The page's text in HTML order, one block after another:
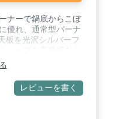
ナーで鍋底からこぼ
優れ、通常型バーナ
板を光沢シルバーフ
沢シルバーフッ素コ
長持ちします。汚れ
カンタンです。 / 本
が使用できます (従
ズ：幅344×奥行
レビューを書く